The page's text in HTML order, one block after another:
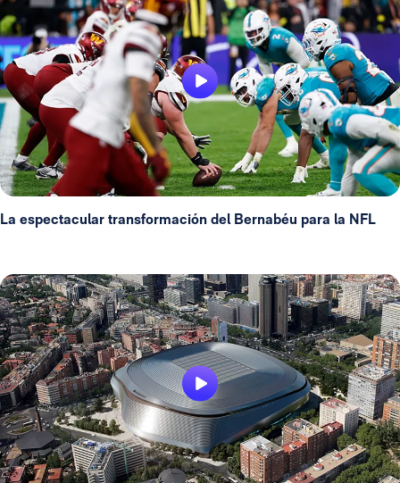
La espectacular transformación del Bernabéu para la NFL